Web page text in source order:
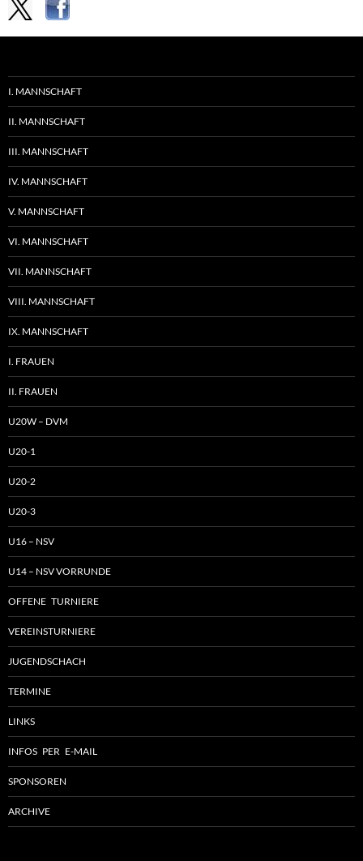
I. MANNSCHAFT
II. MANNSCHAFT
III. MANNSCHAFT
IV. MANNSCHAFT
V. MANNSCHAFT
VI. MANNSCHAFT
VII. MANNSCHAFT
VIII. MANNSCHAFT
IX. MANNSCHAFT
I. FRAUEN
II. FRAUEN
U20W – DVM
U20-1
U20-2
U20-3
U16 – NSV
U14 – NSV VORRUNDE
OFFENE TURNIERE
VEREINSTURNIERE
JUGENDSCHACH
TERMINE
LINKS
INFOS PER E-MAIL
SPONSOREN
ARCHIVE